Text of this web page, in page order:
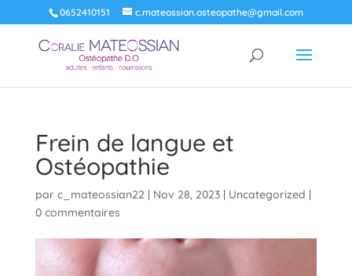
0652410151 c.mateossian.osteopathe@gmail.com
Frein de langue et
Ostéopathie
par c_mateossian22 | Nov 28, 2023| Uncategorized |
0 commentaires